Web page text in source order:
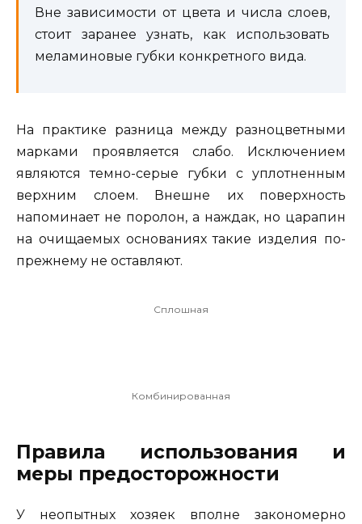
Вне зависимости от цвета и числа слоев,
стоит заранее узнать, как использовать
меламиновые губки конкретного вида.
На практике разница между разноцветными
марками проявляется слабо. Исключением
являются темно-серые губки с уплотненным
верхним слоем. Внешне их поверхность
напоминает не поролон, а наждак, но царапин
на очищаемых основаниях такие изделия по-
прежнему не оставляют.
Сплошная
Комбинированная
Правила использования и
меры предосторожности
У неопытных хозяек вполне закономерно